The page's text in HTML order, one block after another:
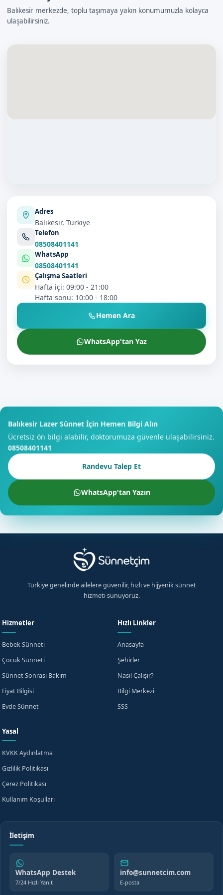
Balıkesir merkezde, toplu taşımaya yakın konumumuzla kolayca
ulaşabilirsiniz.
Adres
Balıkesir, Türkiye
Telefon
08508401141
WhatsApp
08508401141
Çalışma Saatleri
Hafta içi: 09:00 - 21:00
Hafta sonu: 10:00 - 18:00
Hemen Ara
WhatsApp'tan Yaz
Balıkesir Lazer Sünnet İçin Hemen Bilgi Alın
Ücretsiz ön bilgi alabilir, doktorumuza güvenle ulaşabilirsiniz.
08508401141
Randevu Talep Et
WhatsApp'tan Yazın
Türkiye genelinde ailelere güvenilir, hızlı ve hijyenik sünnet
hizmeti sunuyoruz.
Hizmetler
Bebek Sünneti
Çocuk Sünneti
Sünnet Sonrası Bakım
Fiyat Bilgisi
Evde Sünnet
Hızlı Linkler
Anasayfa
Şehirler
Nasıl Çalışır?
Bilgi Merkezi
SSS
Yasal
KVKK Aydınlatma
Gizlilik Politikası
Çerez Politikası
Kullanım Koşulları
İletişim
WhatsApp Destek
7/24 Hızlı Yanıt
info@sunnetcim.com
E-posta